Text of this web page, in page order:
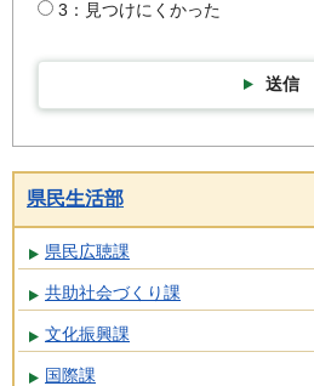
3：見つけにくかった
送信
県民生活部
県民広聴課
共助社会づくり課
文化振興課
国際課